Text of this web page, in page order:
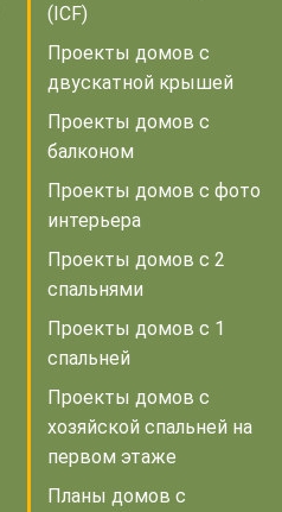
(ICF)
Проекты домов с
двускатной крышей
Проекты домов с
балконом
Проекты домов с фото
интерьера
Проекты домов с 2
спальнями
Проекты домов с 1
спальней
Проекты домов с
хозяйской спальней на
первом этаже
Планы домов с